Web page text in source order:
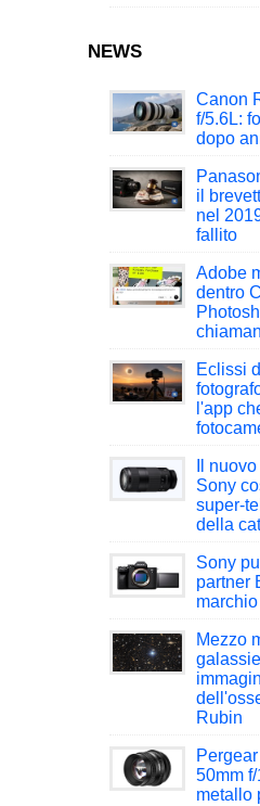
NEWS
Canon
f/5.6L:
dopo
il
nel
fallito
Adobe
dentro
Eclissi
l'app
Il
Sony
super-
della
Sony
partner
Mezzo
Rubin
50mm
metallo